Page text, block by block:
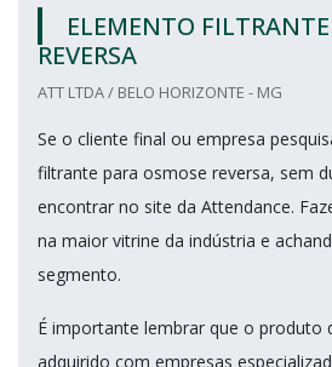
ELEMENTO
REVERSA
ATT LTDA / BELO HORIZONTE - MG
Se o cliente final ou empresa
filtrante para osmose reversa, sem
encontrar no site da Attendance.
na maior vitrine da indústria e
segmento.
É importante lembrar que o produto
adquirido com empresas